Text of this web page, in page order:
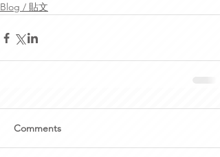
Blog / 貼文
Comments